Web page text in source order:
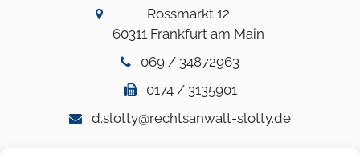
Rossmarkt 12
60311 Frankfurt am Main
069 / 34872963
0174 / 3135901
d.slotty@rechtsanwalt-slotty.de